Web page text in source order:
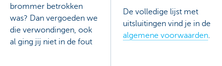
brommer betrokken
was? Dan vergoeden we
die verwondingen, ook
al ging jij niet in de fout
De volledige lijst met
uitsluitingen vind je in de
algemene voorwaarden.